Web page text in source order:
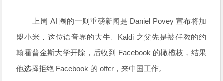
上周 AI 圈的一则重磅新闻是 Daniel Povey 宣布将加
盟小米，这位语音界的大牛、Kaldi 之父先是被任教的约
翰霍普金斯大学开除，后收到 Facebook 的橄榄枝，结果
他选择拒绝 Facebook 的 offer，来中国工作。